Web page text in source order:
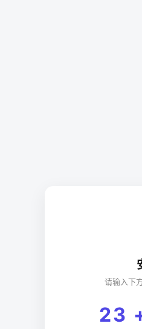
请输入下
23